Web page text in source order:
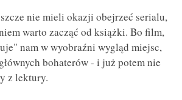
nie mieli okazji obejrzeć serialu,
warto zacząć od książki. Bo film,
nam w wyobraźni wygląd miejsc,
bohaterów - i już potem nie
z lektury.